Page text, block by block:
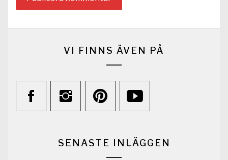
VI FINNS ÄVEN PÅ
SENASTE INLÄGGEN